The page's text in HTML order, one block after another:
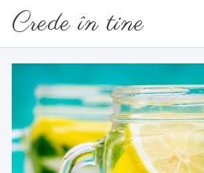
Crede în tine